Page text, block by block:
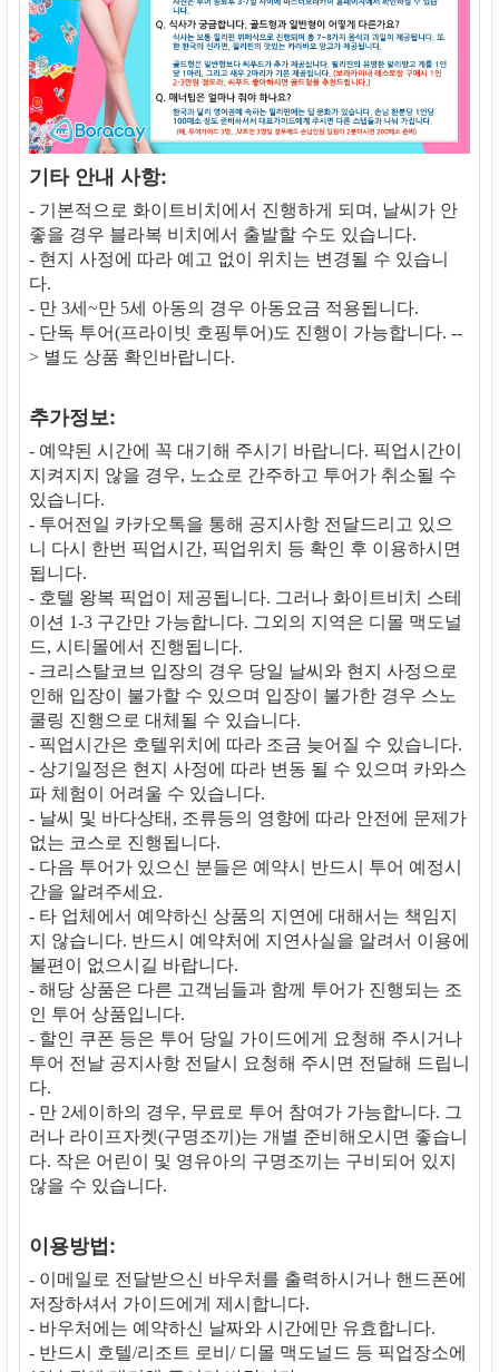
기타 안내 사항:
- 기본적으로 화이트비치에서 진행하게 되며, 날씨가 안
좋을 경우 블라복 비치에서 출발할 수도 있습니다.
- 현지 사정에 따라 예고 없이 위치는 변경될 수 있습니
다.
- 만 3세~만 5세 아동의 경우 아동요금 적용됩니다.
- 단독 투어(프라이빗 호핑투어)도 진행이 가능합니다. --
> 별도 상품 확인바랍니다.
추가정보:
- 예약된 시간에 꼭 대기해 주시기 바랍니다. 픽업시간이
지켜지지 않을 경우, 노쇼로 간주하고 투어가 취소될 수
있습니다.
- 투어전일 카카오톡을 통해 공지사항 전달드리고 있으
니 다시 한번 픽업시간, 픽업위치 등 확인 후 이용하시면
됩니다.
- 호텔 왕복 픽업이 제공됩니다. 그러나 화이트비치 스테
이션 1-3 구간만 가능합니다. 그외의 지역은 디몰 맥도널
드, 시티몰에서 진행됩니다.
- 크리스탈코브 입장의 경우 당일 날씨와 현지 사정으로
인해 입장이 불가할 수 있으며 입장이 불가한 경우 스노
쿨링 진행으로 대체될 수 있습니다.
- 픽업시간은 호텔위치에 따라 조금 늦어질 수 있습니다.
- 상기일정은 현지 사정에 따라 변동 될 수 있으며 카와스
파 체험이 어려울 수 있습니다.
- 날씨 및 바다상태, 조류등의 영향에 따라 안전에 문제가
없는 코스로 진행됩니다.
- 다음 투어가 있으신 분들은 예약시 반드시 투어 예정시
간을 알려주세요.
- 타 업체에서 예약하신 상품의 지연에 대해서는 책임지
지 않습니다. 반드시 예약처에 지연사실을 알려서 이용에
불편이 없으시길 바랍니다.
- 해당 상품은 다른 고객님들과 함께 투어가 진행되는 조
인 투어 상품입니다.
- 할인 쿠폰 등은 투어 당일 가이드에게 요청해 주시거나
투어 전날 공지사항 전달시 요청해 주시면 전달해 드립니
다.
- 만 2세이하의 경우, 무료로 투어 참여가 가능합니다. 그
러나 라이프자켓(구명조끼)는 개별 준비해오시면 좋습니
다. 작은 어린이 및 영유아의 구명조끼는 구비되어 있지
않을 수 있습니다.
이용방법:
- 이메일로 전달받으신 바우처를 출력하시거나 핸드폰에
저장하셔서 가이드에게 제시합니다.
- 바우처에는 예약하신 날짜와 시간에만 유효합니다.
- 반드시 호텔/리조트 로비/ 디몰 맥도널드 등 픽업장소에